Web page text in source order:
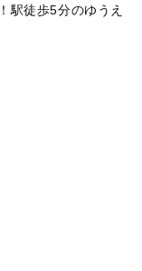
駅徒歩5分のゆうえ